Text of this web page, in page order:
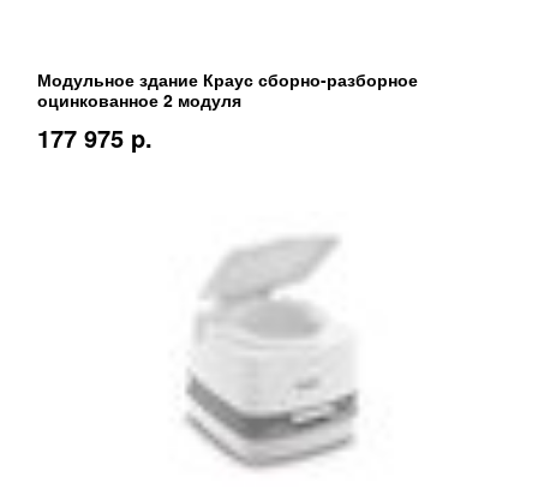
Модульное здание Краус сборно-разборное
оцинкованное 2 модуля
177 975 p.